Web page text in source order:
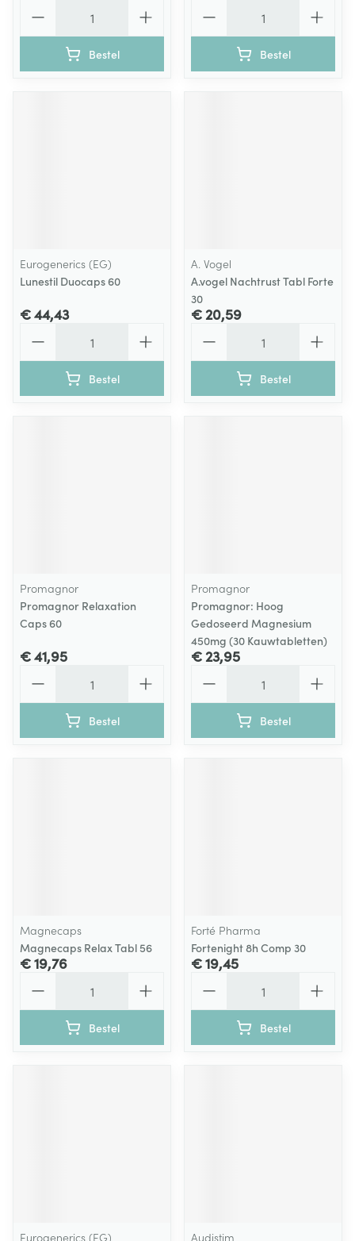
Bestel Bestel
Eurogenerics (EG)
Lunestil Duocaps 60
€ 44,43
Bestel
A. Vogel
A.vogel Nachtrust Tabl Forte
30
€ 20,59
Bestel
Promagnor
Promagnor Relaxation
Caps 60
€ 41,95
Bestel
Promagnor
Promagnor: Hoog
Gedoseerd Magnesium
450mg (30 Kauwtabletten)
€ 23,95
Bestel
Magnecaps
Magnecaps Relax Tabl 56
€ 19,76
Bestel
Forté Pharma
Fortenight 8h Comp 30
€ 19,45
Bestel
Eurogenerics (EG) Audistim